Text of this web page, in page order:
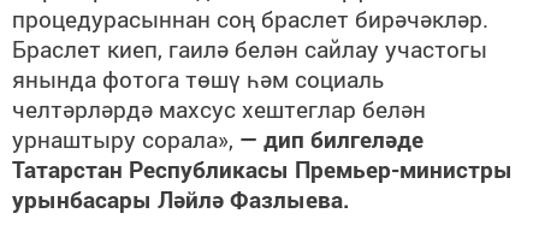
процедурасыннан соң браслет бирәчәкләр.
Браслет киеп, гаилә белән сайлау участогы
янында фотога төшү һәм социаль
челтәрләрдә махсус хештеглар белән
урнаштыру сорала», — дип билгеләде
Татарстан Республикасы Премьер-министры
урынбасары Ләйлә Фазлыева.